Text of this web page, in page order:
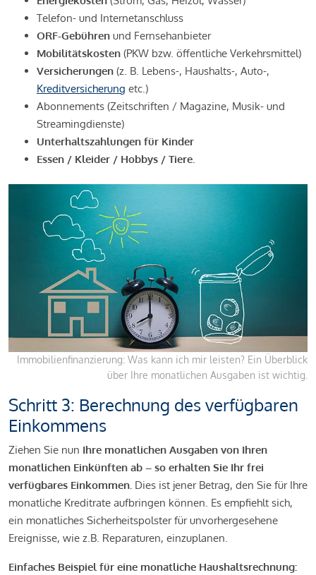
Telefon- und Internetanschluss
ORF-Gebühren und Fernsehanbieter
Mobilitätskosten (PKW bzw. öffentliche Verkehrsmittel)
Versicherungen (z. B. Lebens-, Haushalts-, Auto-,
Kreditversicherung etc.)
Abonnements (Zeitschriften / Magazine, Musik- und
Streamingdienste)
Unterhaltszahlungen für Kinder
Essen / Kleider / Hobbys / Tiere.
Immobilienfinanzierung: Was kann ich mir leisten? Ein Überblick
über Ihre monatlichen Ausgaben ist wichtig.
Schritt 3: Berechnung des verfügbaren
Einkommens
Ziehen Sie nun Ihre monatlichen Ausgaben von Ihren
monatlichen Einkünften ab – so erhalten Sie Ihr frei
verfügbares Einkommen. Dies ist jener Betrag, den Sie für Ihre
monatliche Kreditrate aufbringen können. Es empfiehlt sich,
ein monatliches Sicherheitspolster für unvorhergesehene
Ereignisse, wie z.B. Reparaturen, einzuplanen.
Einfaches Beispiel für eine monatliche Haushaltsrechnung: